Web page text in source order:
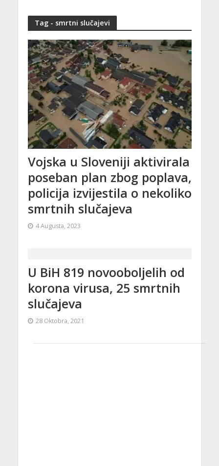
Tag - smrtni slučajevi
Vojska u Sloveniji aktivirala
poseban plan zbog poplava,
policija izvijestila o nekoliko
smrtnih slučajeva
4 Augusta, 2023
U BiH 819 novooboljelih od
korona virusa, 25 smrtnih
slučajeva
28 Oktobra, 2021